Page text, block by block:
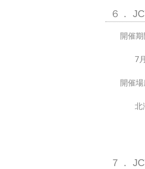
６．
開催
7
開催
北
７．